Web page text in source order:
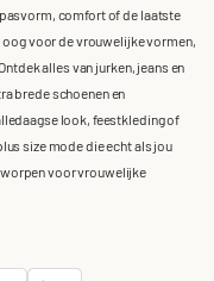
comfort of de laatste
voor de vrouwelijke vormen,
alles van jurken, jeans en
brede schoenen en
look, feestkleding of
size mode die echt als jou
voor vrouwelijke